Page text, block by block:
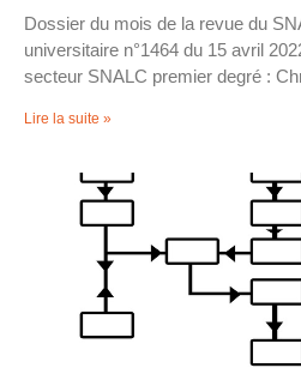
Dossier du mois de la revue du
universitaire n°1464 du 15 avril
secteur SNALC premier degré :
Lire la suite »